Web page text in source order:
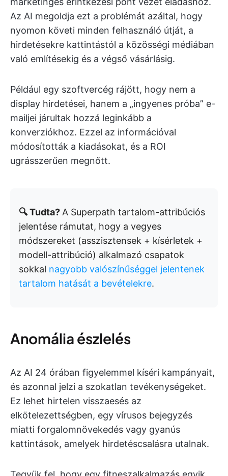
Az AI megoldja ezt a problémát azáltal, hogy
nyomon követi minden felhasználó útját, a
hirdetésekre kattintástól a közösségi médiában
való említésekig és a végső vásárlásig.
Például egy szoftvercég rájött, hogy nem a
display hirdetései, hanem a „ingyenes próba” e-
mailjei járultak hozzá leginkább a
konverziókhoz. Ezzel az információval
módosították a kiadásokat, és a ROI
ugrásszerűen megnőtt.
🔍 Tudta? A Superpath tartalom-attribúciós
jelentése rámutat, hogy a vegyes
módszereket (asszisztensek + kísérletek +
modell-attribúció) alkalmazó csapatok
sokkal nagyobb valószínűséggel jelentenek
tartalom hatását a bevételekre.
Anomália észlelés
Az AI 24 órában figyelemmel kíséri kampányait,
és azonnal jelzi a szokatlan tevékenységeket.
Ez lehet hirtelen visszaesés az
elkötelezettségben, egy vírusos bejegyzés
miatti forgalomnövekedés vagy gyanús
kattintások, amelyek hirdetéscsalásra utalnak.